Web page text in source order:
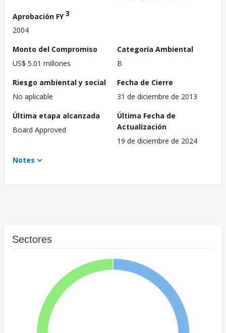
Aprobación FY3
2004
Monto del Compromiso
US$ 5.01 millones
Categoría Ambiental
B
Riesgo ambiental y social
No aplicable
Fecha de Cierre
31 de diciembre de 2013
Última etapa alcanzada
Board Approved
Última Fecha de
Actualización
19 de diciembre de 2024
Notes
Sectores